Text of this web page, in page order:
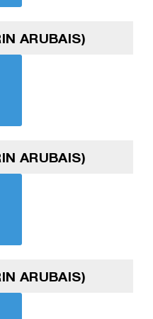
ARUBAIS)
ARUBAIS)
ARUBAIS)